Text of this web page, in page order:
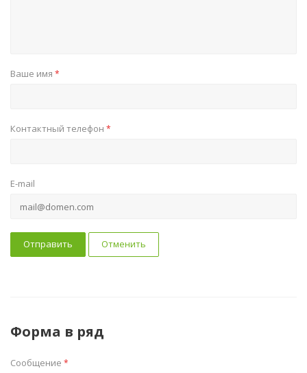
Ваше имя *
Контактный телефон *
E-mail
Отправить Отменить
Форма в ряд
Сообщение *